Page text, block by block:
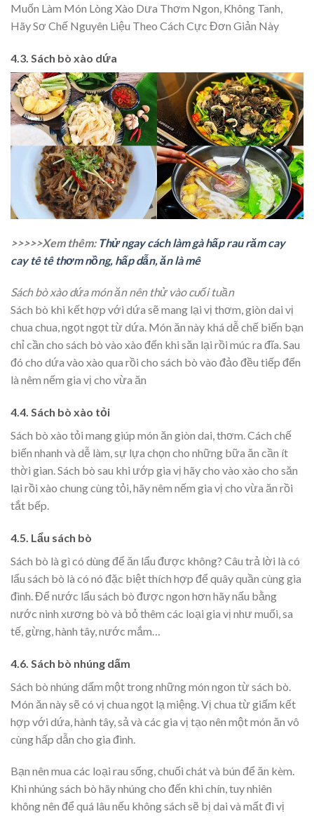
Muốn Làm Món Lòng Xào Dưa Thơm Ngon, Không Tanh,
Hãy Sơ Chế Nguyên Liệu Theo Cách Cực Đơn Giản Này
4.3. Sách bò xào dứa
>>>>>Xem thêm: Thử ngay cách làm gà hấp rau răm cay
cay tê tê thơm nồng, hấp dẫn, ăn là mê
Sách bò xào dứa món ăn nên thử vào cuối tuần
Sách bò khi kết hợp với dứa sẽ mang lại vị thơm, giòn dai vị
chua chua, ngọt ngọt từ dứa. Món ăn này khá dễ chế biến bạn
chỉ cần cho sách bò vào xào đến khi săn lại rồi múc ra đĩa. Sau
đó cho dứa vào xào qua rồi cho sách bò vào đảo đều tiếp đến
là nêm nếm gia vị cho vừa ăn
4.4. Sách bò xào tỏi
Sách bò xào tỏi mang giúp món ăn giòn dai, thơm. Cách chế
biến nhanh và dễ làm, sự lựa chọn cho những bữa ăn cần ít
thời gian. Sách bò sau khi ướp gia vị hãy cho vào xào cho săn
lại rồi xào chung cùng tỏi, hãy nêm nếm gia vị cho vừa ăn rồi
tắt bếp.
4.5. Lẩu sách bò
Sách bò là gì có dùng để ăn lẩu được không? Câu trả lời là có
lẩu sách bò là có nó đặc biệt thích hợp để quây quần cùng gia
đình. Để nước lẩu sách bò được ngon hơn hãy nấu bằng
nước ninh xương bò và bỏ thêm các loại gia vị như muối, sa
tế, gừng, hành tây, nước mắm…
4.6. Sách bò nhúng dấm
Sách bò nhúng dấm một trong những món ngon từ sách bò.
Món ăn này sẽ có vị chua ngọt lạ miệng. Vị chua từ giấm kết
hợp với dứa, hành tây, sả và các gia vị tạo nên một món ăn vô
cùng hấp dẫn cho gia đình.
Bạn nên mua các loại rau sống, chuối chát và bún để ăn kèm.
Khi nhúng sách bò hãy nhúng cho đến khi chín, tuy nhiên
không nên để quá lâu nếu không sách sẽ bị dai và mất đi vị